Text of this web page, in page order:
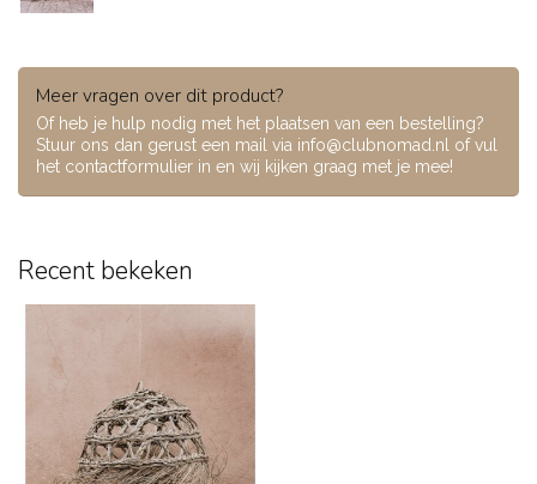
Meer vragen over dit product?
Of heb je hulp nodig met het plaatsen van een bestelling?
Stuur ons dan gerust een mail via info@clubnomad.nl of vul
het contactformulier in en wij kijken graag met je mee!
Recent bekeken